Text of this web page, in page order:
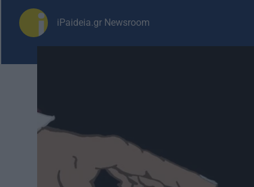
iPaideia.gr Newsroom